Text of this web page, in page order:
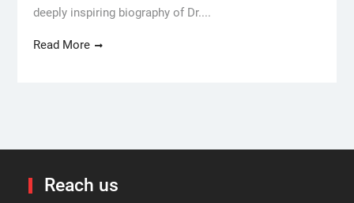
deeply inspiring biography of Dr....
Read More
Reach us